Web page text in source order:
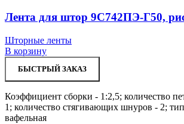
Лента для штор 9С742ПЭ-Г50,
Шторные ленты
В корзину
БЫСТРЫЙ ЗАКАЗ
Коэффициент сборки - 1:2,5; количество
1; количество стягивающих шнуров - 2;
вафельная